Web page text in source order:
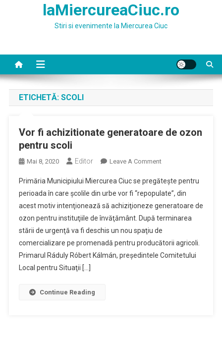
laMiercureaCiuc.ro
Stiri si evenimente la Miercurea Ciuc
ETICHETĂ: SCOLI
Vor fi achizitionate generatoare de ozon
pentru scoli
Mai 8, 2020 Editor Leave A CommentOn
Fi
Achizitionate
Generatoare
De
Ozon
Pentru
Scoli
Primăria Municipiului Miercurea Ciuc se pregăteşte pentru
perioada în care şcolile din urbe vor fi “repopulate”, din
acest motiv intenţionează să achiziţioneze generatoare de
ozon pentru instituţiile de învăţământ. După terminarea
stării de urgenţă va fi deschis un nou spaţiu de
comercializare pe promenadă pentru producătorii agricoli.
Primarul Ráduly Róbert Kálmán, preşedintele Comitetului
Local pentru Situaţii […]
Continue Reading